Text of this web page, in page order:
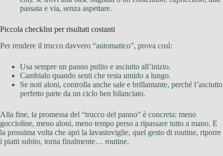
passata e via, senza aspettare.
Piccola checklist per risultati costanti
Per rendere il trucco davvero “automatico”, prova così:
Usa sempre un panno pulito e asciutto all’inizio.
Cambialo quando senti che resta umido a lungo.
Se noti aloni, controlla anche sale e brillantante, perché l’asciutto
perfetto parte da un ciclo ben bilanciato.
Alla fine, la promessa del “trucco del panno” è concreta: meno
goccioline, meno aloni, meno tempo perso a ripassare tutto a mano. E
la prossima volta che apri la lavastoviglie, quel gesto di routine, riporre
i piatti subito, torna finalmente… routine.